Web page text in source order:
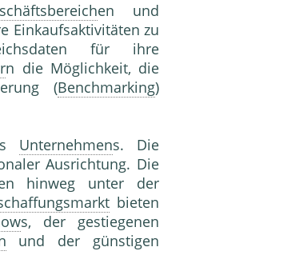
en und
Einkaufsaktivitäten zu
für ihre
n die Möglichkeit, die
(Benchmarking)
Unternehmens. Die
Ausrichtung. Die
hinweg unter der
bieten
s, der gestiegenen
und der günstigen